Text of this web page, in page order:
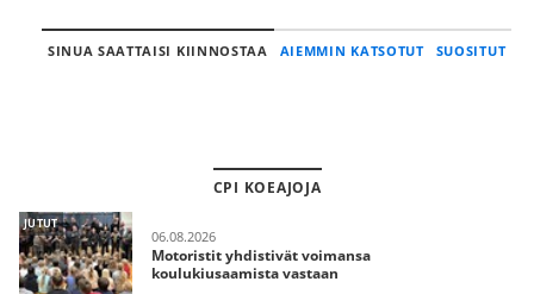
SINUA SAATTAISI KIINNOSTAA AIEMMIN KATSOTUT SUOSITUT
CPI KOEAJOJA
JUTUT
06.08.2026
Motoristit yhdistivät voimansa
koulukiusaamista vastaan